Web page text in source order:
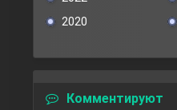
2020
Комментируют